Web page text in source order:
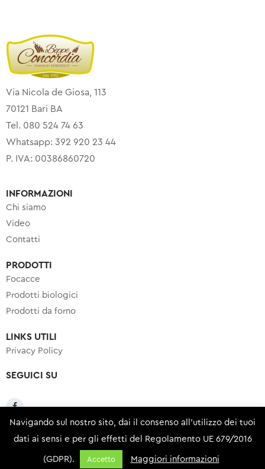
Via Nicola de Giosa, 113
70121 Bari BA
Tel. 080 524 74 63
Whatsapp: 392 920 23 44
P. IVA: 00386860720
INFORMAZIONI
Chi siamo
Video
Contatti
PRODOTTI
Focacce
Prodotti biologici
Prodotti da forno
LINKS UTILI
Privacy Policy
SEGUICI SU
Copyright © 2024 Panificio Adriatico – Realizzato da
Elabora Next.
Navigando sul nostro sito, dai il consenso all'utilizzo dei tuoi
dati ai sensi e per gli effetti del Regolamento UE 679/2016
(GDPR). Accetto Maggiori informazioni